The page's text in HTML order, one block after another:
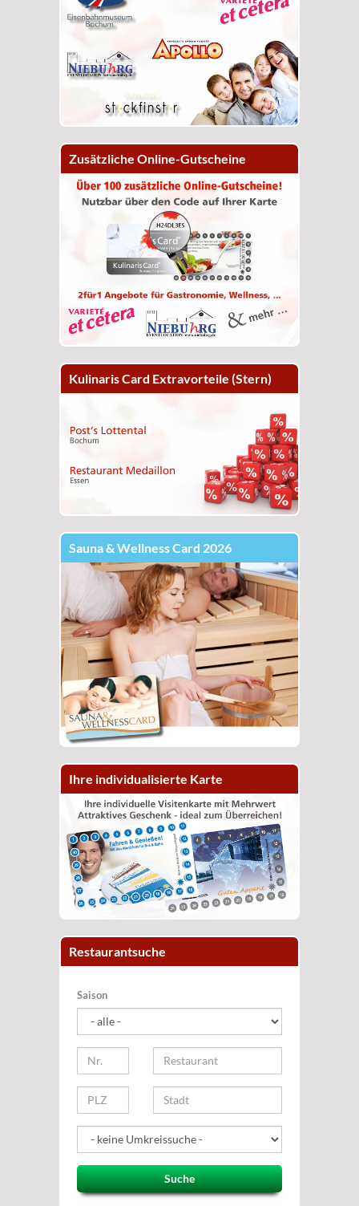
Zusätzliche Online-Gutscheine
Kulinaris Card Extravorteile (Stern)
Sauna & Wellness Card 2026
Ihre individualisierte Karte
Restaurantsuche
Saison
Suche